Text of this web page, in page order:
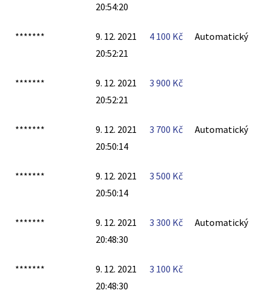
20:54:20
*******
9. 12. 2021
20:52:21
4 100 Kč Automatický
*******
9. 12. 2021
20:52:21
3 900 Kč
*******
9. 12. 2021
20:50:14
3 700 Kč Automatický
*******
9. 12. 2021
20:50:14
3 500 Kč
*******
9. 12. 2021
20:48:30
3 300 Kč Automatický
*******
9. 12. 2021
20:48:30
3 100 Kč